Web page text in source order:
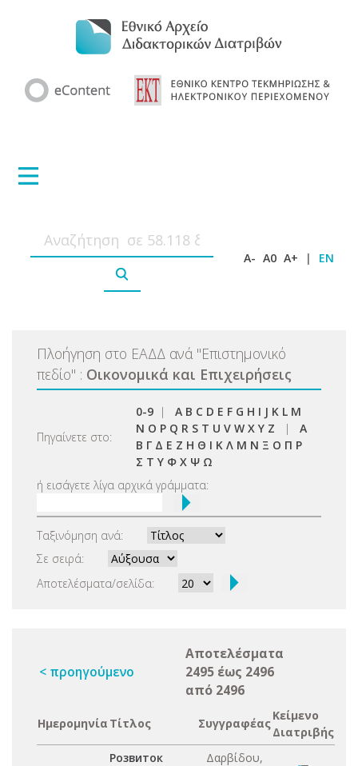
A- A0 A+ | EN
Πλοήγηση στο ΕΑΔΔ ανά "Επιστημονικό
πεδίο" : Οικονομικά και Επιχειρήσεις
Πηγαίνετε στο:
0-9 | A B C D E F G H I J K L M
N O P Q R S T U V W X Y Z | Α
Β Γ Δ Ε Ζ Η Θ Ι Κ Λ Μ Ν Ξ Ο Π Ρ
Σ Τ Υ Φ Χ Ψ Ω
ή εισάγετε λίγα αρχικά γράμματα:
Ταξινόμηση ανά:
Σε σειρά:
Αποτελέσματα/σελίδα:
< προηγούμενο
Αποτελέσματα
2495 έως 2496
από 2496
Ημερομηνία Τίτλος Συγγραφέας
Κείμενο
Διατριβής
Розвиток
Δαρβίδου,